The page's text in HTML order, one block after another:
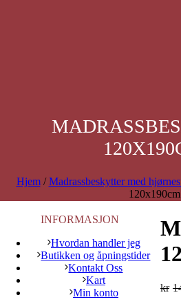
Hjem/Madrassbeskytter med
120x190cm
kr
INFORMASJON
Hvordan handler jeg
Butikken og åpningstider
Kontakt Oss
Kart
Min konto